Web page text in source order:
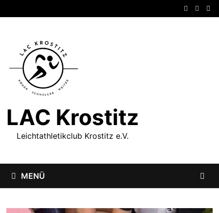
Inhalt
LAC Krostitz
Leichtathletikclub Krostitz e.V.
MENÜ